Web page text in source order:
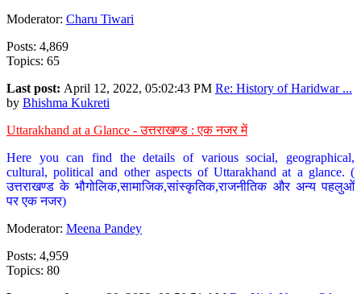
Moderator: Charu Tiwari
Posts: 4,869
Topics: 65
Last post: April 12, 2022, 05:02:43 PM Re: History of Haridwar ...
by Bhishma Kukreti
Uttarakhand at a Glance - उत्तराखण्ड : एक नजर में
Here you can find the details of various social, geographical,
cultural, political and other aspects of Uttarakhand at a glance. (
उत्तराखण्ड के भौगोलिक,सामाजिक,सांस्कृतिक,राजनीतिक और अन्य पहलुओं
पर एक नजर)
Moderator: Meena Pandey
Posts: 4,959
Topics: 80